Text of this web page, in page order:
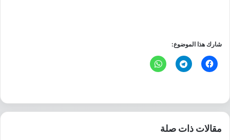
شارك هذا الموضوع:
مقالات ذات صلة